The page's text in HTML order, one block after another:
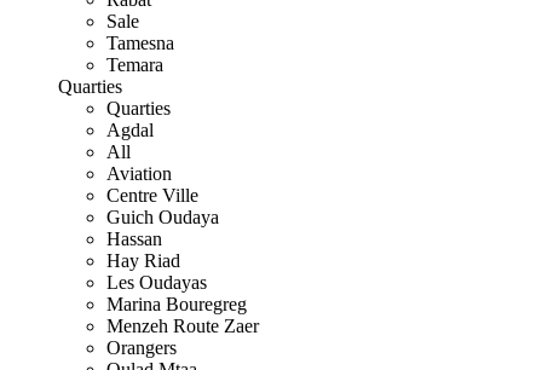
Sale
Tamesna
Temara
Quarties
Quarties
Agdal
All
Aviation
Centre Ville
Guich Oudaya
Hassan
Hay Riad
Les Oudayas
Marina Bouregreg
Menzeh Route Zaer
Orangers